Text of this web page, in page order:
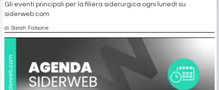
Gli eventi principali per la filiera siderurgica ogni lunedì su
siderweb.com
di Sarah Falsone